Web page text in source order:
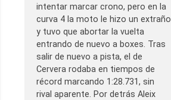
intentar marcar crono, pero en la
curva 4 la moto le hizo un extraño
y tuvo que abortar la vuelta
entrando de nuevo a boxes. Tras
salir de nuevo a pista, el de
Cervera rodaba en tiempos de
récord marcando 1:28.731, sin
rival aparente. Por detrás Aleix